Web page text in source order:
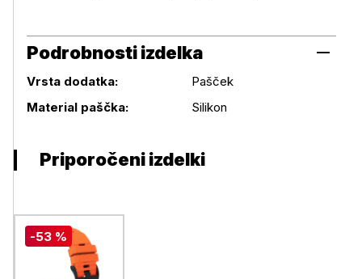
Podrobnosti izdelka
Vrsta dodatka:
Pašček
Material paščka:
Silikon
Priporočeni izdelki
-53 %